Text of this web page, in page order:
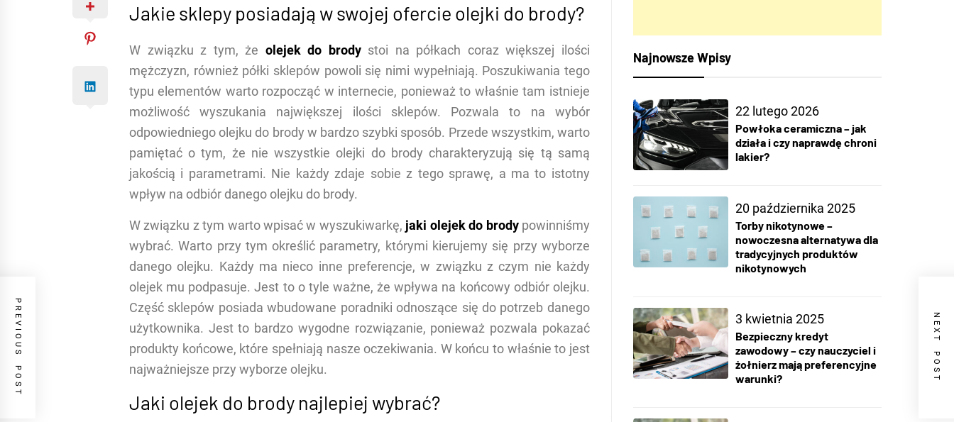
Jakie sklepy posiadają w swojej ofercie olejki do brody?
W związku z tym, że olejek do brodystoi na półkach coraz większej ilości
mężczyzn, również półki sklepów powoli się nimi wypełniają. Poszukiwania tego
typu elementów warto rozpocząć w internecie, ponieważ to właśnie tam istnieje
możliwość wyszukania największej ilości sklepów. Pozwala to na wybór
odpowiedniego olejku do brody w bardzo szybki sposób. Przede wszystkim, warto
pamiętać o tym, że nie wszystkie olejki do brody charakteryzują się tą samą
jakością i parametrami. Nie każdy zdaje sobie z tego sprawę, a ma to istotny
wpływ na odbiór danego olejku do brody.
W związku z tym warto wpisać w wyszukiwarkę, jaki olejek do brodypowinniśmy
wybrać. Warto przy tym określić parametry, którymi kierujemy się przy wyborze
danego olejku. Każdy ma nieco inne preferencje, w związku z czym nie każdy
olejek mu podpasuje. Jest to o tyle ważne, że wpływa na końcowy odbiór olejku.
Część sklepów posiada wbudowane poradniki odnoszące się do potrzeb danego
użytkownika. Jest to bardzo wygodne rozwiązanie, ponieważ pozwala pokazać
produkty końcowe, które spełniają nasze oczekiwania. W końcu to właśnie to jest
najważniejsze przy wyborze olejku.
Jaki olejek do brody najlepiej wybrać?
PREVIOUS POST NEXT POST
Najnowsze Wpisy
22 lutego 2026
Powłoka ceramiczna – jak
działa i czy naprawdę chroni
lakier?
20 października 2025
Torby nikotynowe –
nowoczesna alternatywa dla
tradycyjnych produktów
nikotynowych
3 kwietnia 2025
Bezpieczny kredyt
zawodowy – czy nauczyciel i
żołnierz mają preferencyjne
warunki?